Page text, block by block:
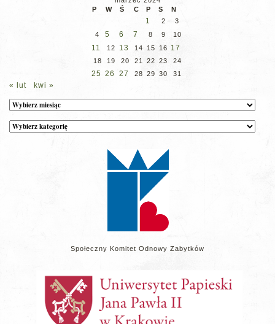
P
W Ś C P S N
1 2
3
4
5 6 7 8 9 10
11 12 13 14 15 16 17
18 19 20 21 22 23 24
25 26 27 28 29 30 31
« lut kwi »
Archiwum
Kategorie
wpisów
Społeczny Komitet Odnowy Zabytków